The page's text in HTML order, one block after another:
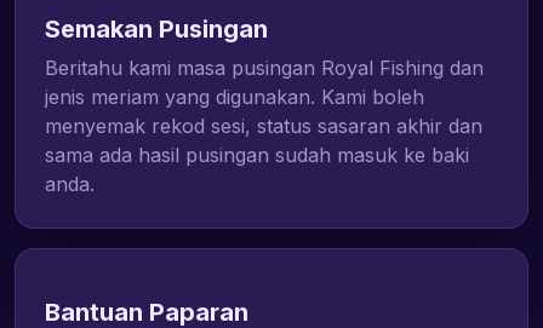
Semakan Pusingan
Beritahu kami masa pusingan Royal Fishing dan
jenis meriam yang digunakan. Kami boleh
menyemak rekod sesi, status sasaran akhir dan
sama ada hasil pusingan sudah masuk ke baki
anda.
Bantuan Paparan